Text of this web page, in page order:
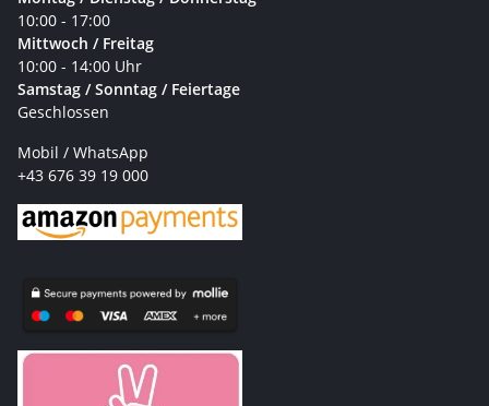
10:00 - 17:00
Mittwoch / Freitag
10:00 - 14:00 Uhr
Samstag / Sonntag / Feiertage
Geschlossen
Mobil / WhatsApp
+43 676 39 19 000